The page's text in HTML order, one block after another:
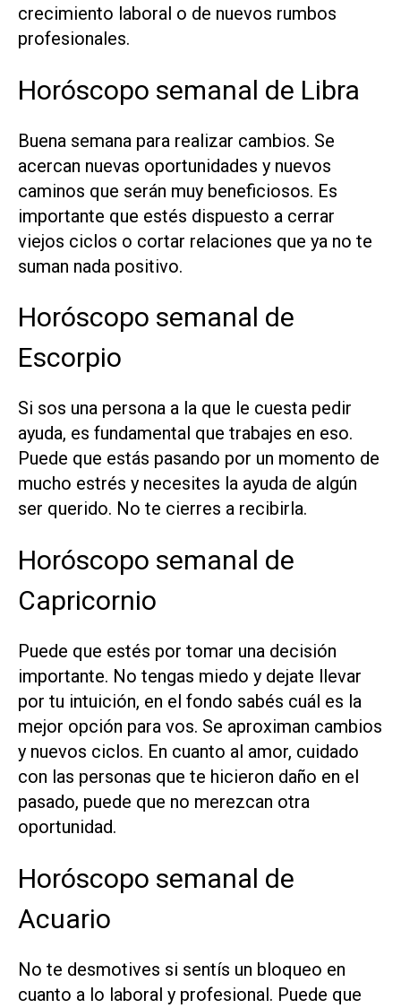
crecimiento laboral o de nuevos rumbos
profesionales.
Horóscopo semanal de Libra
Buena semana para realizar cambios. Se
acercan nuevas oportunidades y nuevos
caminos que serán muy beneficiosos. Es
importante que estés dispuesto a cerrar
viejos ciclos o cortar relaciones que ya no te
suman nada positivo.
Horóscopo semanal de
Escorpio
Si sos una persona a la que le cuesta pedir
ayuda, es fundamental que trabajes en eso.
Puede que estás pasando por un momento de
mucho estrés y necesites la ayuda de algún
ser querido. No te cierres a recibirla.
Horóscopo semanal de
Capricornio
Puede que estés por tomar una decisión
importante. No tengas miedo y dejate llevar
por tu intuición, en el fondo sabés cuál es la
mejor opción para vos. Se aproximan cambios
y nuevos ciclos. En cuanto al amor, cuidado
con las personas que te hicieron daño en el
pasado, puede que no merezcan otra
oportunidad.
Horóscopo semanal de
Acuario
No te desmotives si sentís un bloqueo en
cuanto a lo laboral y profesional. Puede que